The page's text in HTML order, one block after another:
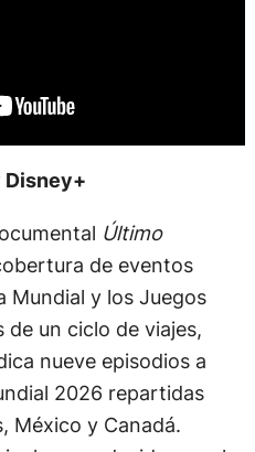
Disney+
Último
de eventos
Mundial y los Juegos
un ciclo de viajes,
nueve episodios a
2026 repartidas
México y Canadá.